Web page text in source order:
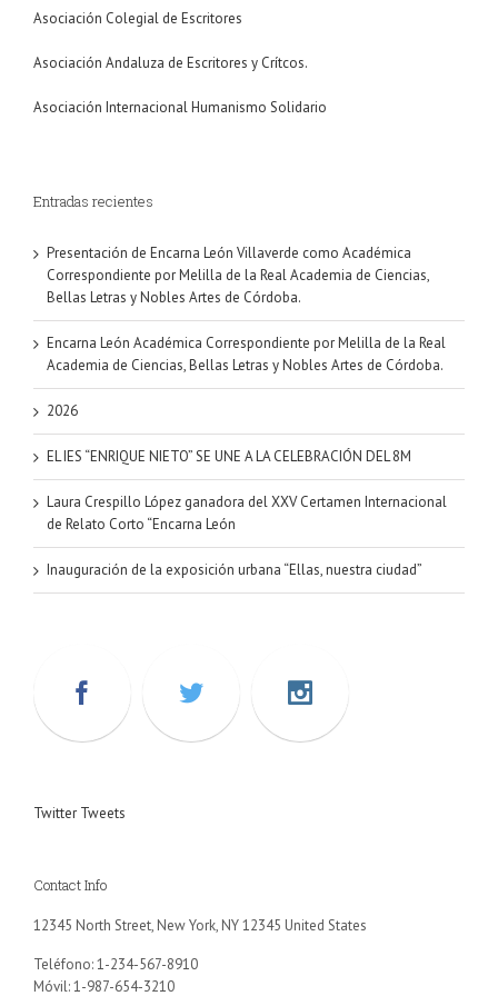
Asociación Colegial de Escritores
Asociación Andaluza de Escritores y Crítcos.
Asociación Internacional Humanismo Solidario
Entradas recientes
Presentación de Encarna León Villaverde como Académica
Correspondiente por Melilla de la Real Academia de Ciencias,
Bellas Letras y Nobles Artes de Córdoba.
Encarna León Académica Correspondiente por Melilla de la Real
Academia de Ciencias, Bellas Letras y Nobles Artes de Córdoba.
2026
EL IES “ENRIQUE NIETO” SE UNE A LA CELEBRACIÓN DEL 8M
Laura Crespillo López ganadora del XXV Certamen Internacional
de Relato Corto “Encarna León
Inauguración de la exposición urbana “Ellas, nuestra ciudad”
Twitter Tweets
Contact Info
12345 North Street, New York, NY 12345 United States
Teléfono: 1-234-567-8910
Móvil: 1-987-654-3210